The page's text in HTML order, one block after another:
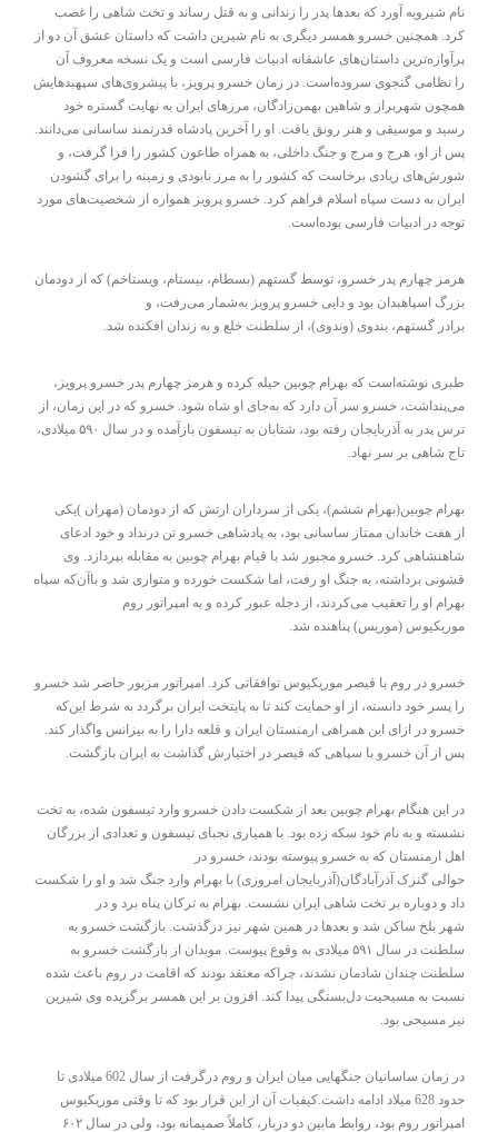
نام شیرویه آورد که بعدها پدر را زندانی و به قتل رساند و تخت شاهی را غصب
کرد. همچنین خسرو همسر دیگری به نام شیرین داشت که داستان عشق آن دو از
پرآوازه‌ترین داستان‌های عاشقانه ادبیات فارسی است و یک نسخه معروف آن
را نظامی گنجوی سروده‌است. در زمان خسرو پرویز، با پیشروی‌های سپهبدهایش
همچون شهربراز و شاهین بهمن‌زادگان، مرزهای ایران به نهایت گستره خود
رسید و موسیقی و هنر رونق یافت. او را آخرین پادشاه قدرتمند ساسانی می‌دانند.
پس از او، هرج و مرج و جنگ داخلی، به همراه طاعون کشور را فرا گرفت، و
شورش‌های زیادی برخاست که کشور را به مرز نابودی و زمینه را برای گشودن
ایران به دست سپاه اسلام فراهم کرد. خسرو پرویز همواره از شخصیت‌های مورد
توجه در ادبیات فارسی بوده‌است.
هرمز چهارم پدر خسرو، توسط گستهم (بسطام، بیستام، ویستاخم) که از دودمان
بزرگ اسپاهبدان بود و دایی خسرو پرویز به‌شمار می‌رفت، و
برادر گستهم، بندوی (وندوی)، از سلطنت خلع و به زندان افکنده شد.
طبری نوشته‌است که بهرام چوبین حیله کرده و هرمز چهارم پدر خسرو پرویز،
می‌پنداشت، خسرو سر آن دارد که به‌جای او شاه شود. خسرو که در این زمان، از
ترس پدر به آذربایجان رفته بود، شتابان به تیسفون بازآمده و در سال ۵۹۰ میلادی،
تاج شاهی بر سر نهاد.
بهرام چوبین(بهرام ششم)، یکی از سرداران ارتش که از دودمان (مهران )یکی
از هفت خاندان ممتاز ساسانی بود، به پادشاهی خسرو تن درنداد و خود ادعای
شاهنشاهی کرد. خسرو مجبور شد با قیام بهرام چوبین به مقابله بپردازد. وی
قشونی برداشته، به جنگ او رفت، اما شکست خورده و متواری شد و باآن‌که سپاه
بهرام او را تعقیب می‌کردند، از دجله عبور کرده و به امپراتور روم
موریکیوس (موریس) پناهنده شد.
خسرو در روم با قیصر موریکیوس توافقاتی کرد. امپراتور مزبور حاضر شد خسرو
را پسر خود دانسته، از او حمایت کند تا به پایتخت ایران برگردد به شرط این‌که
خسرو در ازای این همراهی ارمنستان ایران و قلعه دارا را به بیزانس واگذار کند.
پس از آن خسرو با سپاهی که قیصر در اختیارش گذاشت به ایران بازگشت.
در این هنگام بهرام چوبین بعد از شکست دادن خسرو وارد تیسفون شده، به تخت
نشسته و به نام خود سکه زده بود. با همیاری نجبای تیسفون و تعدادی از بزرگان
اهل ارمنستان که به خسرو پیوسته بودند، خسرو در
حوالی گنزک آذرآبادگان(آذربایجان امروزی) با بهرام وارد جنگ شد و او را شکست
داد و دوباره بر تخت شاهی ایران نشست. بهرام به ترکان پناه برد و در
شهر بلخ ساکن شد و بعدها در همین شهر نیز درگذشت. بازگشت خسرو به
سلطنت در سال ۵۹۱ میلادی به وقوع پیوست. موبدان از بازگشت خسرو به
سلطنت چندان شادمان نشدند، چراکه معتقد بودند که اقامت در روم باعث شده
نسبت به مسیحیت دل‌بستگی پیدا کند. افزون بر این همسر برگزیده وی شیرین
نیز مسیحی بود.
در زمان ساسانیان جنگهایی میان ایران و روم درگرفت از سال 602 میلادی تا
حدود 628 میلاد ادامه داشت.کیفیات آن از این قرار بود که تا وقتی موریکیوس
امپراتور روم بود، روابط مابین دو دربار، کاملاً صمیمانه بود، ولی در سال ۶۰۲